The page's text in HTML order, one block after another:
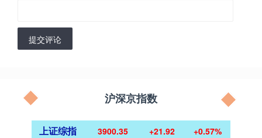
提交评论
沪深京指数
上证综指 3900.35 +21.92 +0.57%